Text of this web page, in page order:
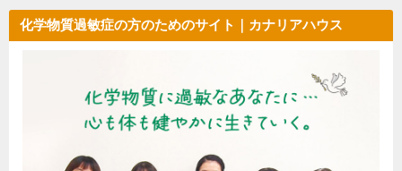
化学物質過敏症の方のためのサイト｜カナリアハウス